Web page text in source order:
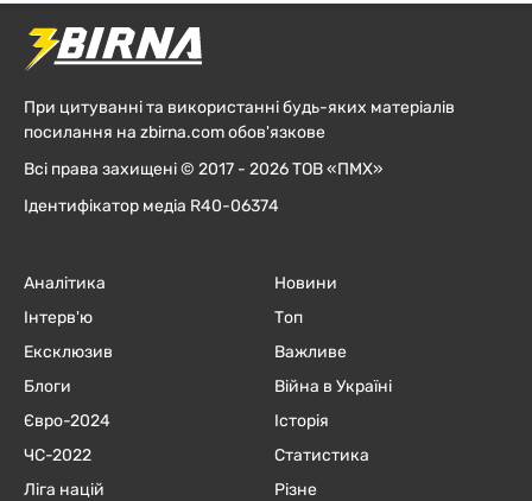
При цитуванні та використанні будь-яких матеріалів
посилання на zbirna.com обов'язкове
Всі права захищені © 2017 - 2026 ТОВ «ПМХ»
Ідентифікатор медіа R40-06374
Аналітика
Інтерв'ю
Ексклюзив
Блоги
Євро-2024
ЧC-2022
Ліга націй
Новини
Топ
Важливе
Війна в Україні
Історія
Статистика
Різне